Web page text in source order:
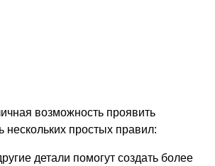
возможность проявить
простых правил:
детали помогут создать более